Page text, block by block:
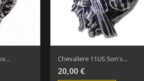
Chevaliere 11US Son's...
20,00 €